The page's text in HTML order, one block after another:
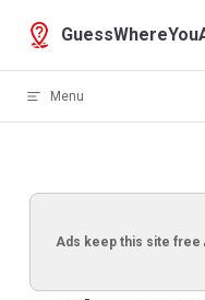
Skip to content
Menu
Ads keep this site free